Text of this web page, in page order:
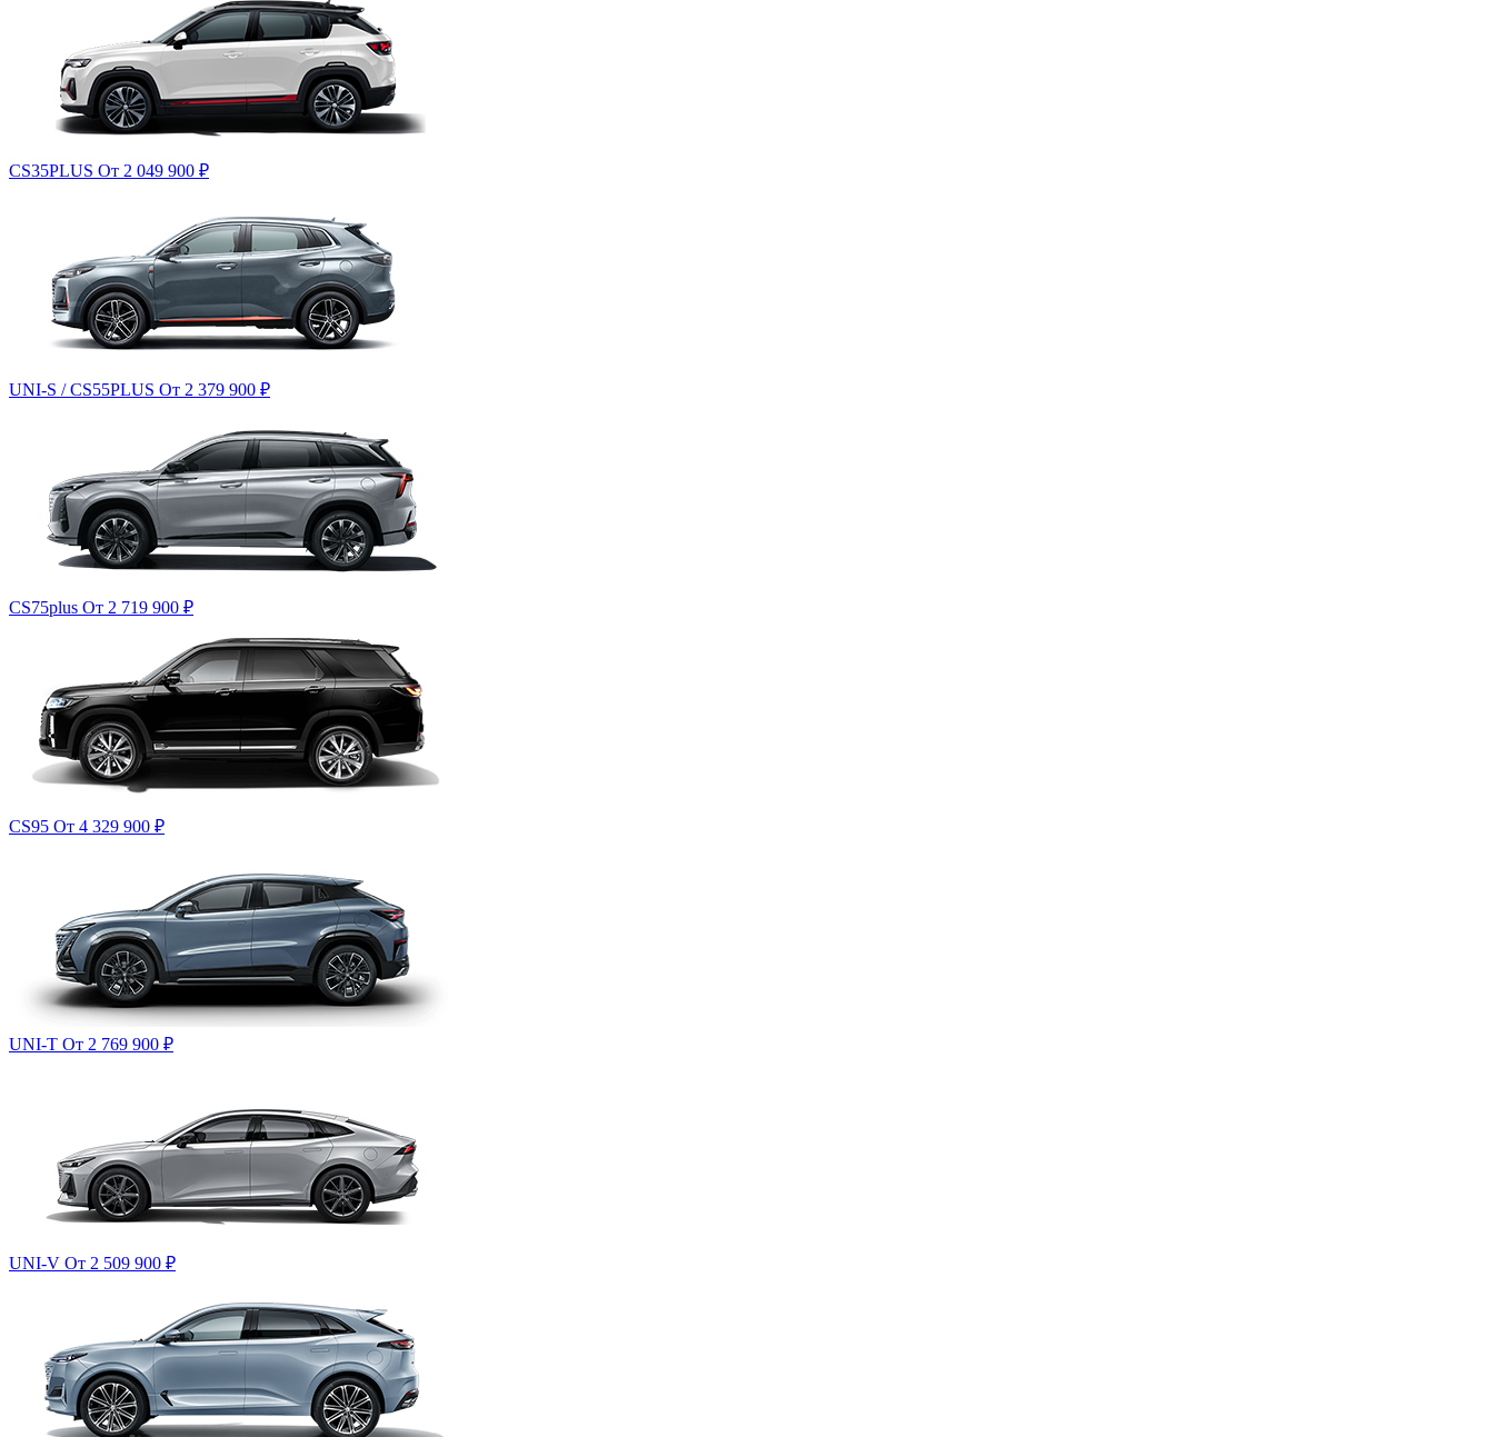
CS35PLUS От 2 049 900 ₽
UNI-S / CS55PLUS От 2 379 900 ₽
CS75plus От 2 719 900 ₽
CS95 От 4 329 900 ₽
UNI-T От 2 769 900 ₽
UNI-V От 2 509 900 ₽